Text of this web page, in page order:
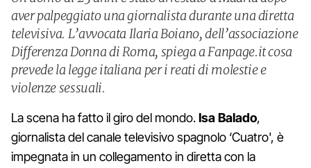
aver palpeggiato una giornalista durante una diretta
televisiva. L’avvocata Ilaria Boiano, dell’associazione
Differenza Donna di Roma, spiega a Fanpage.it cosa
prevede la legge italiana per i reati di molestie e
violenze sessuali.
La scena ha fatto il giro del mondo.Isa Balado,
giornalista del canale televisivo spagnolo ‘Cuatro', è
impegnata in un collegamento in diretta con la